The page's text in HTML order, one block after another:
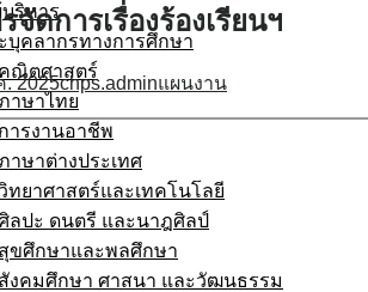
ริหาร
บุคลากรทางการศึกษา
คณิตศาสตร์
าษาไทย
การงานอาชีพ
าษาต่างประเทศ
ทยาศาสตร์และเทคโนโลยี
ลปะ ดนตรี และนาฎศิลป์
สุขศึกษาและพลศึกษา
สังคมศึกษา ศาสนา และวัฒนธรรม
ดการเรื่องร้องเรียนฯ
. 2025chps.adminแผนงาน